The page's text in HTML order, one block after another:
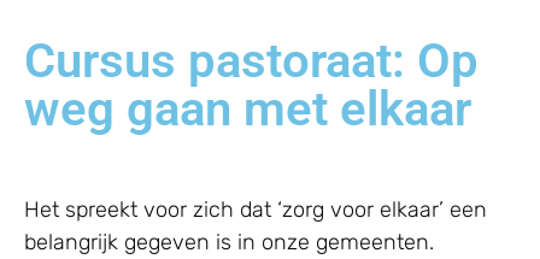
Cursus pastoraat: Op
weg gaan met elkaar
Het spreekt voor zich dat ‘zorg voor elkaar’ een
belangrijk gegeven is in onze gemeenten.